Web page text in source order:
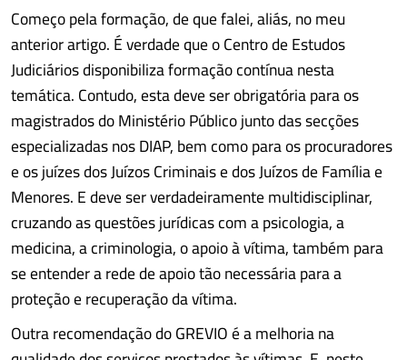
Começo pela formação, de que falei, aliás, no meu
anterior artigo. É verdade que o Centro de Estudos
Judiciários disponibiliza formação contínua nesta
temática. Contudo, esta deve ser obrigatória para os
magistrados do Ministério Público junto das secções
especializadas nos DIAP, bem como para os procuradores
e os juízes dos Juízos Criminais e dos Juízos de Família e
Menores. E deve ser verdadeiramente multidisciplinar,
cruzando as questões jurídicas com a psicologia, a
medicina, a criminologia, o apoio à vítima, também para
se entender a rede de apoio tão necessária para a
proteção e recuperação da vítima.
Outra recomendação do GREVIO é a melhoria na